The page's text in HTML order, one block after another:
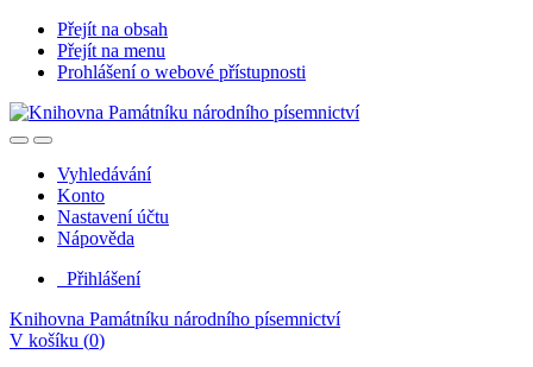
Přejít na obsah
Přejít na menu
Prohlášení o webové přístupnosti
Vyhledávání
Konto
Nastavení účtu
Nápověda
Přihlášení
Knihovna Památníku národního písemnictví
V košíku (0)